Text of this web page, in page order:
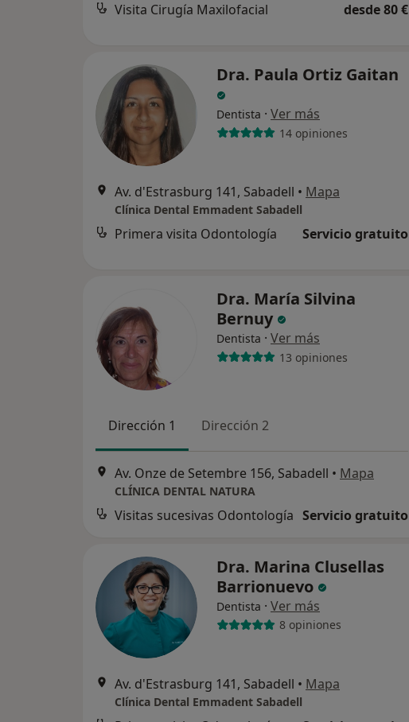
Visita Cirugía Maxilofacial desde 80 €
Dra. Paula Ortiz Gaitan
Dentista · Ver más
14 opiniones
Av. d'Estrasburg 141, Sabadell • Mapa
Clínica Dental Emmadent Sabadell
Primera visita Odontología Servicio gratuito
Dra. María Silvina
Bernuy
Dentista · Ver más
13 opiniones
Dirección 1 Dirección 2
Av. Onze de Setembre 156, Sabadell • Mapa
CLÍNICA DENTAL NATURA
Visitas sucesivas Odontología Servicio gratuito
Dra. Marina Clusellas
Barrionuevo
Dentista · Ver más
8 opiniones
Av. d'Estrasburg 141, Sabadell • Mapa
Clínica Dental Emmadent Sabadell